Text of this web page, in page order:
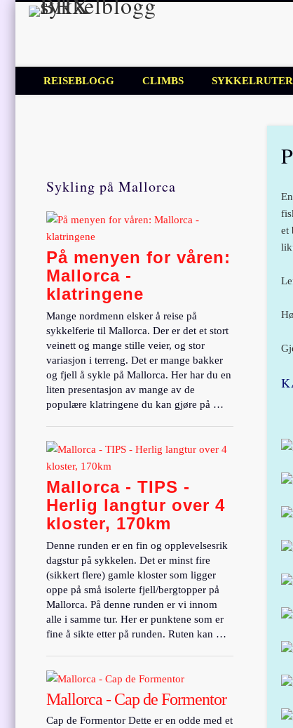
REISEBLOGG CLIMBS SYKKELRUTER
et
Sykling på Mallorca
På menyen for våren:
Mallorca -
klatringene
Mange nordmenn elsker å reise på
sykkelferie til Mallorca. Der er det et stort
veinett og mange stille veier, og stor
variasjon i terreng. Det er mange bakker
og fjell å sykle på Mallorca. Her har du en
liten presentasjon av mange av de
populære klatringene du kan gjøre på …
Mallorca - TIPS -
Herlig langtur over 4
kloster, 170km
Denne runden er en fin og opplevelsesrik
dagstur på sykkelen. Det er minst fire
(sikkert flere) gamle kloster som ligger
oppe på små isolerte fjell/bergtopper på
Mallorca. På denne runden er vi innom
alle i samme tur. Her er punktene som er
fine å sikte etter på runden. Ruten kan …
Mallorca - Cap de Formentor
Cap de Formentor Dette er en odde med et